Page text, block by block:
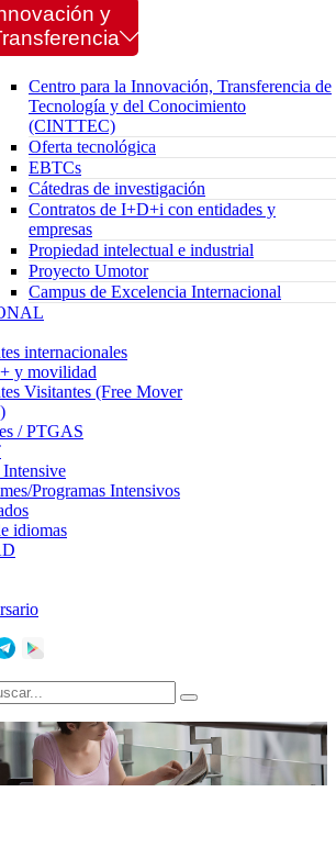
y
Centro para la Innovación, Transferencia de
Tecnología y del Conocimiento
(CINTTEC)
Oferta tecnológica
EBTCs
Cátedras de investigación
Contratos de I+D+i con entidades y
empresas
Propiedad intelectual e industrial
Proyecto Umotor
Campus de Excelencia Internacional
internacionales
y movilidad
Visitantes (Free Mover
/ PTGAS
Programas Intensivos
idiomas